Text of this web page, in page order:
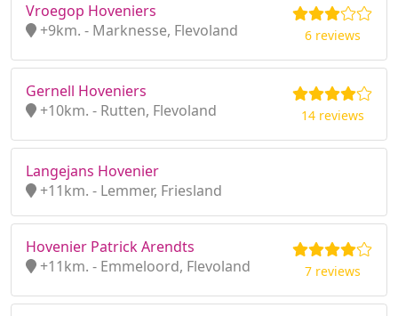
Vroegop Hoveniers
+9km. - Marknesse, Flevoland
6 reviews
Gernell Hoveniers
+10km. - Rutten, Flevoland
14 reviews
Langejans Hovenier
+11km. - Lemmer, Friesland
Hovenier Patrick Arendts
+11km. - Emmeloord, Flevoland
7 reviews